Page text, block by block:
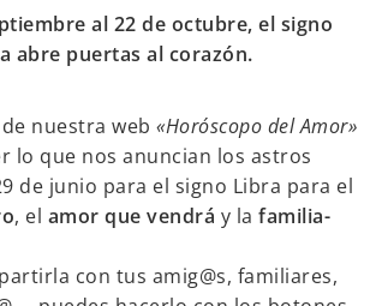
al 22 de octubre, el signo
abre puertas al corazón.
nuestra web «Horóscopo del Amor»
lo que nos anuncian los astros
de junio para el signo Libra para el
, el amor que vendrá y la familia-
con tus amig@s, familiares,